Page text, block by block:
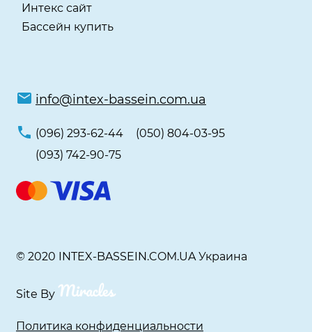
Интекс сайт
Бассейн купить
info@intex-bassein.com.ua
(096) 293-62-44
(050) 804-03-95
(093) 742-90-75
© 2020 INTEX-BASSEIN.COM.UA Украина
Site By
Политика конфиденциальности